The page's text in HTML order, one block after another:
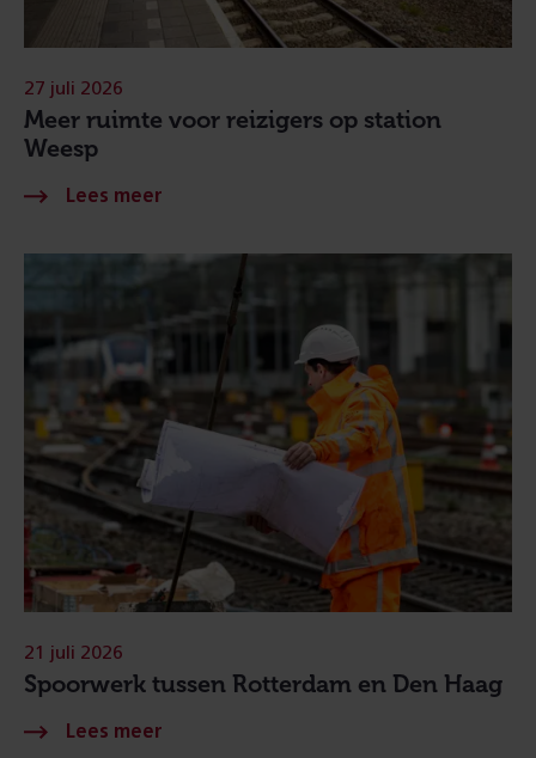
Meer ruimte voor reizigers op station
Weesp
27 juli 2026
Spoorwerk tussen Rotterdam en Den Haag
21 juli 2026